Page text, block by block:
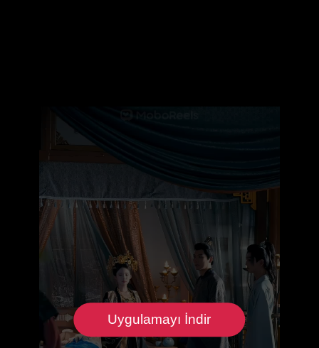
Uygulamayı İndir